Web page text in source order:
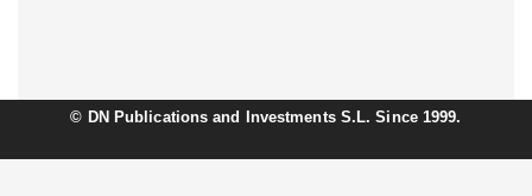
© DN Publications and Investments S.L. Since 1999.